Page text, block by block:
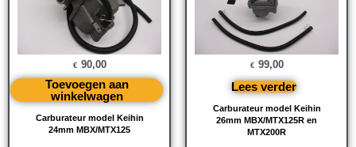
Carburateur model Keihin
24mm MBX/MTX125
€ 90,00
Toevoegen aan
winkelwagen
Carburateur model Keihin
26mm MBX/MTX125R en
MTX200R
€ 99,00
Lees verder